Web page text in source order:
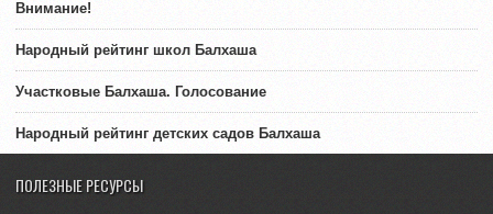
Внимание!
Народный рейтинг школ Балхаша
Участковые Балхаша. Голосование
Народный рейтинг детских садов Балхаша
ПОЛЕЗНЫЕ РЕСУРСЫ